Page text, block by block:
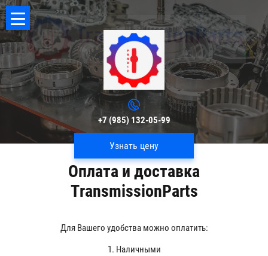
+7 (985) 132-05-99
Узнать цену
Оплата и доставка
TransmissionParts
Для Вашего удобства можно оплатить:
1. Наличными